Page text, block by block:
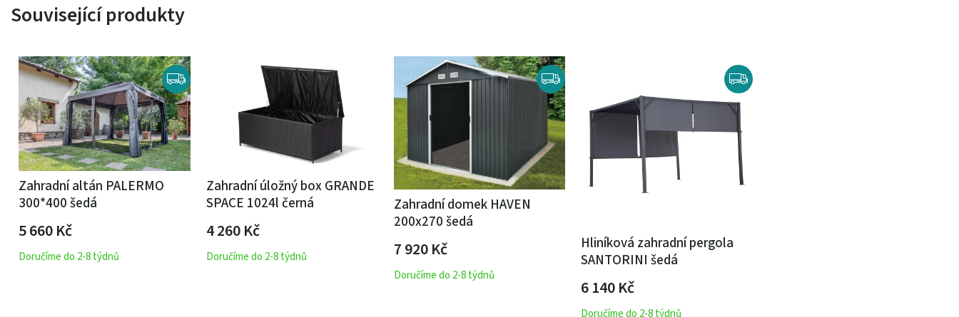
Související produkty
Zahradní altán PALERMO
300*400 šedá
5 660Kč
Doručíme do 2-8 týdnů
Zahradní úložný box GRANDE
SPACE 1024l černá
4 260Kč
Doručíme do 2-8 týdnů
Zahradní domek HAVEN
200x270 šedá
7 920Kč
Doručíme do 2-8 týdnů
Hliníková zahradní pergola
SANTORINI šedá
6 140Kč
Doručíme do 2-8 týdnů